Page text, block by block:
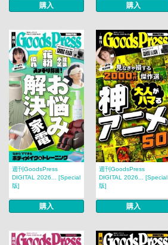
購入 購入
週刊GoodsPress
DIGITAL 2026... [Special
版]
購入
週刊GoodsPress
DIGITAL 2026... [Special
版]
購入